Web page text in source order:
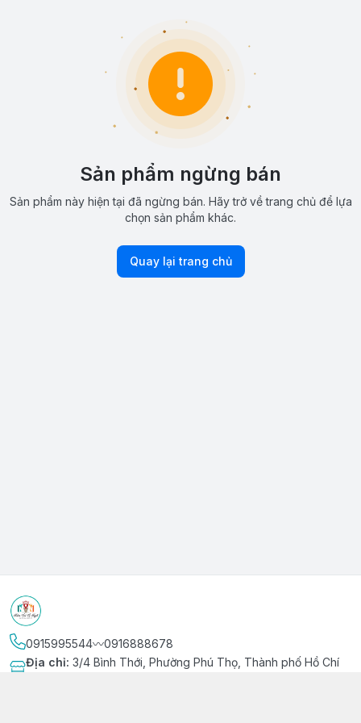
Sản phẩm ngừng bán
Sản phẩm này hiện tại đã ngừng bán. Hãy trở về trang chủ để lựa
chọn sản phẩm khác.
Quay lại trang chủ
0915995544〰️0916888678
Địa chỉ: 3/4 Bình Thới, Phường Phú Thọ, Thành phố Hồ Chí